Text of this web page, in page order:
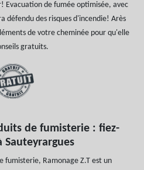
Evacuation de fumée optimisée, avec
défendu des risques d'incendie! Arès
de votre cheminée pour qu'elle
gratuits.
de fumisterie : fiez-
Sauteyrargues
fumisterie, Ramonage Z.T est un